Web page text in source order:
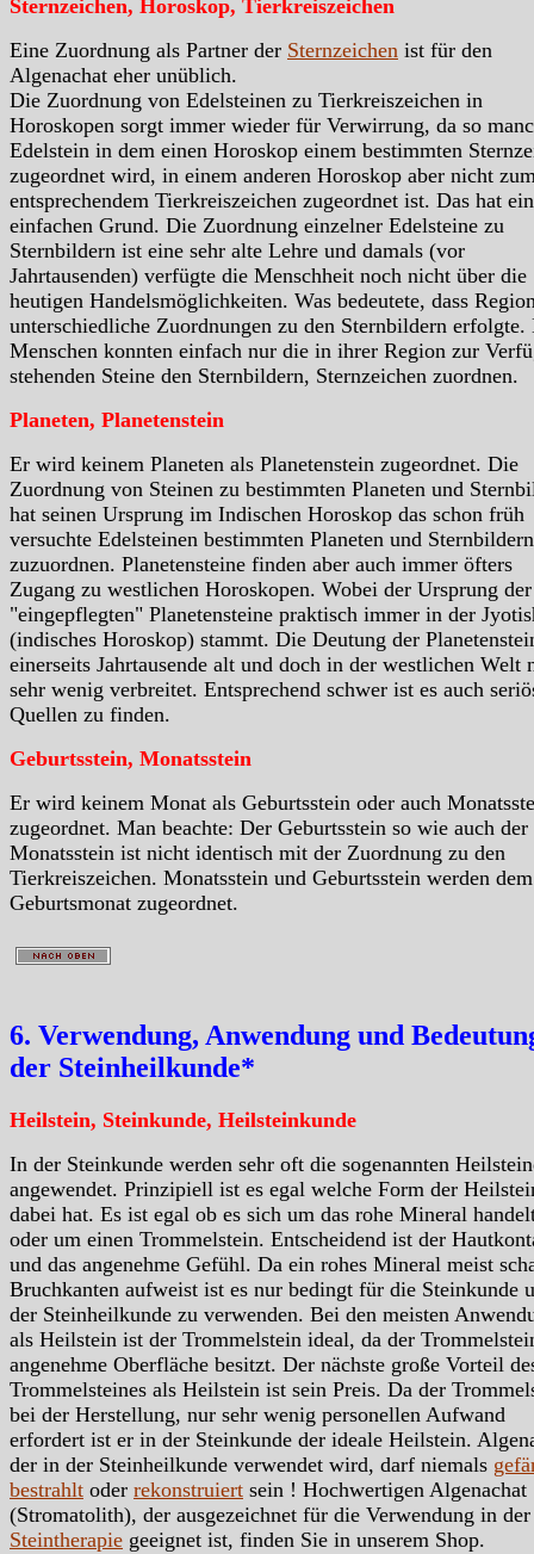
Sternzeichen, Horoskop, Tierkreiszeichen
Eine Zuordnung als Partner der Sternzeichen ist für den
Algenachat eher unüblich.
Die Zuordnung von Edelsteinen zu Tierkreiszeichen in
Horoskopen sorgt immer wieder für Verwirrung, da so
Edelstein in dem einen Horoskop einem bestimmten
zugeordnet wird, in einem anderen Horoskop aber nicht
entsprechendem Tierkreiszeichen zugeordnet ist. Das hat
einfachen Grund. Die Zuordnung einzelner Edelsteine zu
Sternbildern ist eine sehr alte Lehre und damals (vor
Jahrtausenden) verfügte die Menschheit noch nicht über die
heutigen Handelsmöglichkeiten. Was bedeutete, dass
unterschiedliche Zuordnungen zu den Sternbildern erfolgte.
Menschen konnten einfach nur die in ihrer Region zur
stehenden Steine den Sternbildern, Sternzeichen zuordnen.
Planeten, Planetenstein
Er wird keinem Planeten als Planetenstein zugeordnet. Die
Zuordnung von Steinen zu bestimmten Planeten und
hat seinen Ursprung im Indischen Horoskop das schon früh
versuchte Edelsteinen bestimmten Planeten und Sternbildern
zuzuordnen. Planetensteine finden aber auch immer öfters
Zugang zu westlichen Horoskopen. Wobei der Ursprung der
"eingepflegten" Planetensteine praktisch immer in der
(indisches Horoskop) stammt. Die Deutung der
einerseits Jahrtausende alt und doch in der westlichen Welt
sehr wenig verbreitet. Entsprechend schwer ist es auch
Quellen zu finden.
Geburtsstein, Monatsstein
Er wird keinem Monat als Geburtsstein oder auch
zugeordnet. Man beachte: Der Geburtsstein so wie auch der
Monatsstein ist nicht identisch mit der Zuordnung zu den
Tierkreiszeichen. Monatsstein und Geburtsstein werden dem
Geburtsmonat zugeordnet.
6. Verwendung, Anwendung und
der Steinheilkunde*
Heilstein, Steinkunde, Heilsteinkunde
In der Steinkunde werden sehr oft die sogenannten
angewendet. Prinzipiell ist es egal welche Form der
dabei hat. Es ist egal ob es sich um das rohe Mineral
oder um einen Trommelstein. Entscheidend ist der
und das angenehme Gefühl. Da ein rohes Mineral meist
Bruchkanten aufweist ist es nur bedingt für die Steinkunde
der Steinheilkunde zu verwenden. Bei den meisten
als Heilstein ist der Trommelstein ideal, da der
angenehme Oberfläche besitzt. Der nächste große Vorteil
Trommelsteines als Heilstein ist sein Preis. Da der
bei der Herstellung, nur sehr wenig personellen Aufwand
erfordert ist er in der Steinkunde der ideale Heilstein.
der in der Steinheilkunde verwendet wird, darf niemals
bestrahlt oder rekonstruiert sein ! Hochwertigen Algenachat
(Stromatolith), der ausgezeichnet für die Verwendung in der
Steintherapie geeignet ist, finden Sie in unserem Shop.